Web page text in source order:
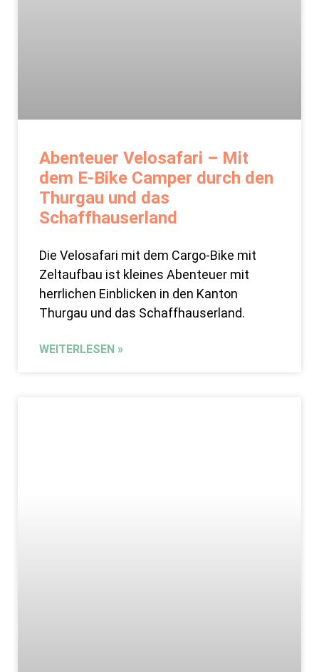
Abenteuer Velosafari – Mit
dem E-Bike Camper durch den
Thurgau und das
Schaffhauserland
Die Velosafari mit dem Cargo-Bike mit
Zeltaufbau ist kleines Abenteuer mit
herrlichen Einblicken in den Kanton
Thurgau und das Schaffhauserland.
WEITERLESEN »